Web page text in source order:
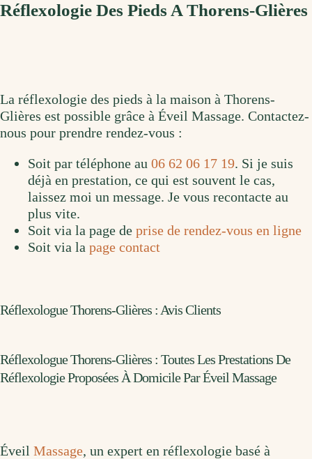
Réflexologie Des Pieds A Thorens-Glières
La réflexologie des pieds à la maison à Thorens-
Glières est possible grâce à Éveil Massage. Contactez-
nous pour prendre rendez-vous :
Soit par téléphone au 06 62 06 17 19. Si je suis
déjà en prestation, ce qui est souvent le cas,
laissez moi un message. Je vous recontacte au
plus vite.
Soit via la page de prise de rendez-vous en ligne
Soit via la page contact
Réflexologue Thorens-Glières : Avis Clients
Réflexologue Thorens-Glières : Toutes Les Prestations De
Réflexologie Proposées À Domicile Par Éveil Massage
Éveil Massage, un expert en réflexologie basé à